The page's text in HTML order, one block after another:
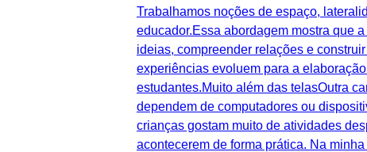
Trabalhamos noções de espaço,
educador.Essa abordagem mostra que
ideias, compreender relações e
experiências evoluem para a
estudantes.Muito além das telasOutra
dependem de computadores ou
crianças gostam muito de atividades
acontecerem de forma prática. Na